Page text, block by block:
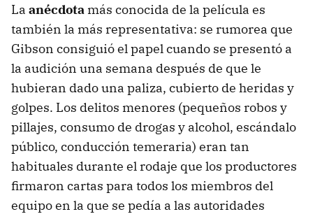
La anécdota más conocida de la película es
también la más representativa: se rumorea que
Gibson consiguió el papel cuando se presentó a
la audición una semana después de que le
hubieran dado una paliza, cubierto de heridas y
golpes. Los delitos menores (pequeños robos y
pillajes, consumo de drogas y alcohol, escándalo
público, conducción temeraria) eran tan
habituales durante el rodaje que los productores
firmaron cartas para todos los miembros del
equipo en la que se pedía a las autoridades